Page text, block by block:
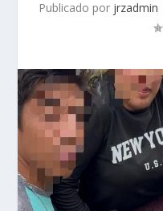
Publicado por jrzadmin